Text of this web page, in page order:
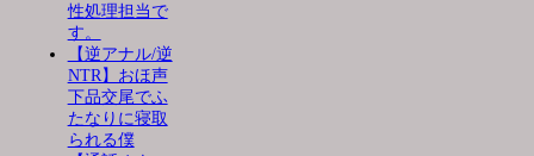
性処理担当で
す。
【逆アナル/逆
NTR】おほ声
下品交尾でふ
たなりに寝取
られる僕